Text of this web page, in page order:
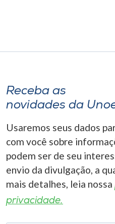
A+
Receba as
novidades da
Usaremos seus dados
com você sobre
podem ser de seu
envio da divulgação, a
mais detalhes, leia nossa
privacidade.